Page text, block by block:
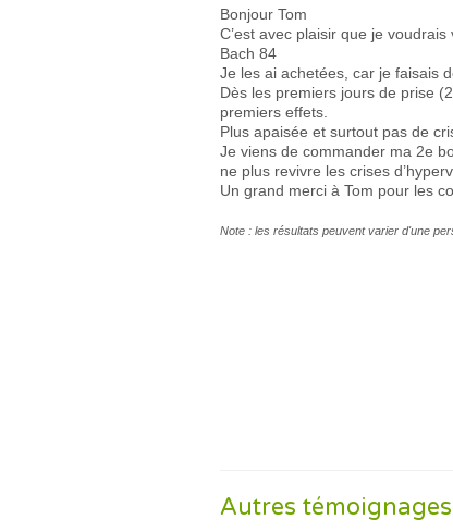
Bonjour Tom
C’est avec plaisir que je
Bach 84
Je les ai achetées, car je faisais
Dès les premiers jours de prise
premiers effets.
Plus apaisée et surtout pas de
Je viens de commander ma 2e
ne plus revivre les crises
Un grand merci à Tom pour les
Note : les résultats peuvent varier d'une
Autres témoignages